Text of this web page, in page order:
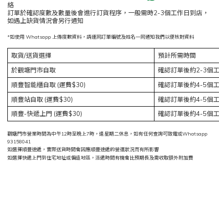
絡
訂單於確認度數及數量後會進行訂貨程序，一般需時2-3個工作日到店，
如遇上缺貨情況會另行通知
*如使用 Whatsapp 上傳度數資料，請連同訂單編號及姓名一同通知我們以便核對資料
取貨/送貨選擇
預計所需時間
於觀塘門市自取
確認訂單後約2-3個
順豐智能櫃自取 (運費$30)
確認訂單後約4-5個
順豐站自取 (運費$30)
確認訂單後約4-5個
順豐-快遞上門 (運費$30) 確認訂單後約4-5個
觀塘門市營業時間為中午12時至晚上7時，逢星期二休息，如有任何查詢可致電或Whatsapp
93158041
如選擇順豐速遞，實際送貨時間會因應順豐速遞的營運狀況而有所影響
如選擇快遞上門到住宅地址或偏遠地區，派遞時間有機會比預期長及需收取額外附加費